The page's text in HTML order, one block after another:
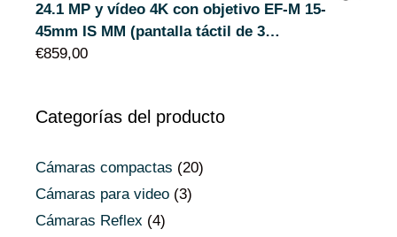
24.1 MP y vídeo 4K con objetivo EF-M 15-
45mm IS MM (pantalla táctil de 3…
€859,00
Categorías del producto
Cámaras compactas (20)
Cámaras para video (3)
Cámaras Reflex (4)